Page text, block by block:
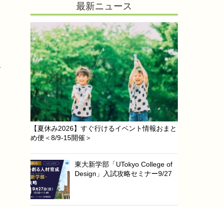
最新ニュース
【夏休み2026】すぐ行けるイベント情報おまと
め便＜8/9-15開催＞
東大新学部「UTokyo College of
Design」入試攻略セミナー9/27